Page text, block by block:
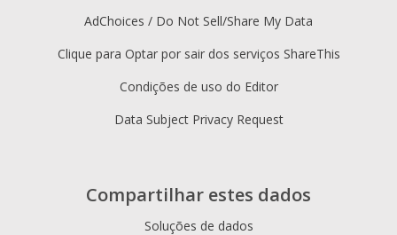
Compartilhar estes dados
Soluções de dados
AdChoices / Do Not Sell/Share My Data
Clique para Optar por sair dos serviços ShareThis
Condições de uso do Editor
Data Subject Privacy Request